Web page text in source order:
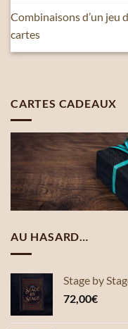
Combinaisons d’un jeu
cartes
CARTES CADEAUX
AU HASARD…
Stage by
72,00€